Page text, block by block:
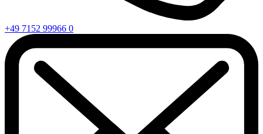
+49 7152 99966 0